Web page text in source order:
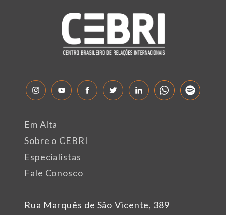
Rua Marquês de São Vicente, 389
Em Alta
Sobre o CEBRI
Especialistas
Fale Conosco